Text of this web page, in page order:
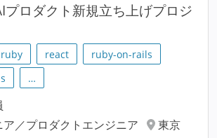
プロダクト新規立ち上げプロジ
ruby react
ruby-on-rails
…
／プロダクトエンジニア
東京